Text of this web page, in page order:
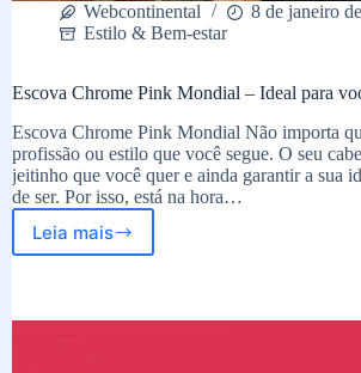
Webcontinental
8 de janeiro
Estilo & Bem-estar
Escova Chrome Pink Mondial – Ideal para
Escova Chrome Pink Mondial Não importa
profissão ou estilo que você segue. O seu
jeitinho que você quer e ainda garantir a sua
de ser. Por isso, está na hora…
Leia mais
Escova